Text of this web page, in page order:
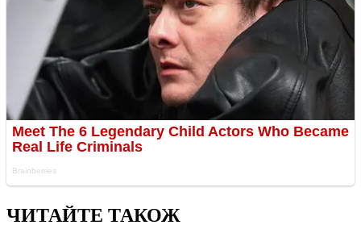
ЧИТАЙТЕ ТАКОЖ